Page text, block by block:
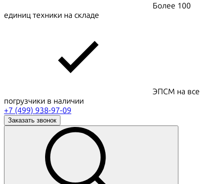
Более 100
единиц техники на складе
ЭПСМ на все
погрузчики в наличии
+7 (499) 938-97-09
Заказать звонок